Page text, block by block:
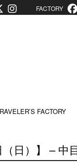
FACTORY
FACTORY
日）】 – 中